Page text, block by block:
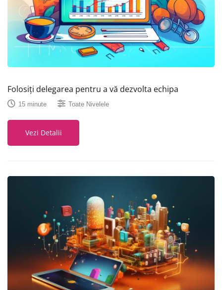
Folosiți delegarea pentru a vă dezvolta echipa
15 minute Toate Nivelele
Vezi Detalii